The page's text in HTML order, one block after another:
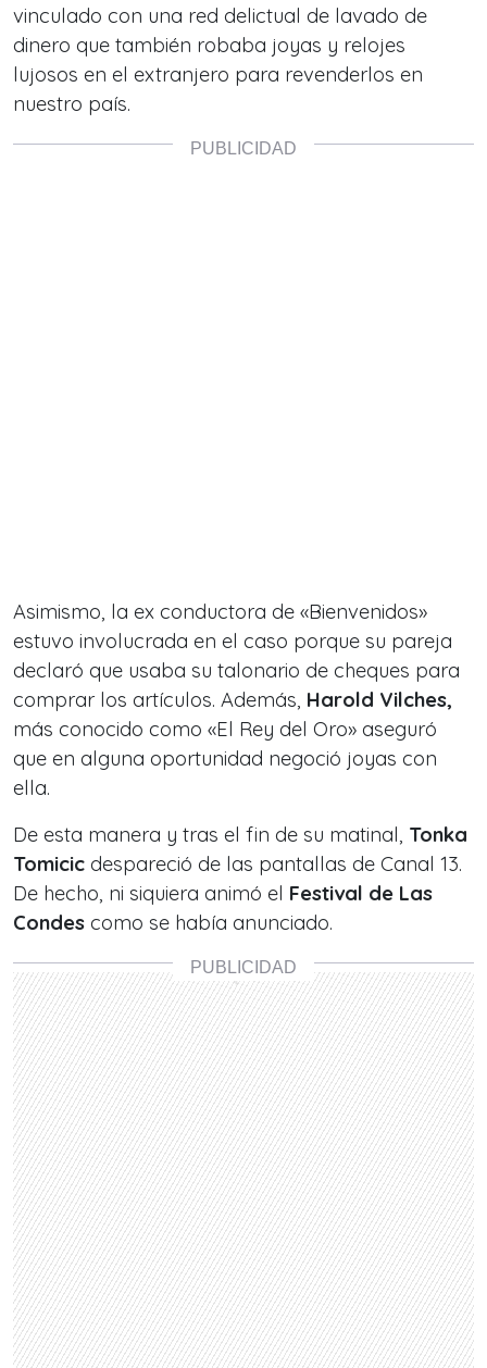
vinculado con una red delictual de lavado de
dinero que también robaba joyas y relojes
lujosos en el extranjero para revenderlos en
nuestro país.
Asimismo, la ex conductora de «Bienvenidos»
estuvo involucrada en el caso porque su pareja
declaró que usaba su talonario de cheques para
comprar los artículos. Además, Harold Vilches,
más conocido como «El Rey del Oro» aseguró
que en alguna oportunidad negoció joyas con
ella.
De esta manera y tras el fin de su matinal, Tonka
Tomicic despareció de las pantallas de Canal 13.
De hecho, ni siquiera animó el Festival de Las
Condes como se había anunciado.